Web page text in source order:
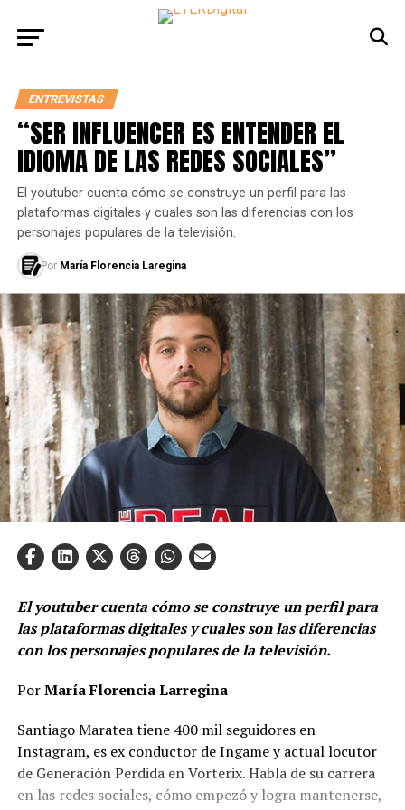
ENTREVISTAS
“SER INFLUENCER ES ENTENDER EL
IDIOMA DE LAS REDES SOCIALES”
El youtuber cuenta cómo se construye un perfil para las
plataformas digitales y cuales son las diferencias con los
personajes populares de la televisión.
Por María Florencia Laregina
El youtuber cuenta cómo se construye un perfil para
las plataformas digitales y cuales son las diferencias
con los personajes populares de la televisión.
PorMaría Florencia Larregina
Santiago Maratea tiene 400 mil seguidores en
Instagram, es ex conductor de Ingame y actual locutor
de Generación Perdida en Vorterix. Habla de su carrera
en las redes sociales, cómo empezó y logra mantenerse,